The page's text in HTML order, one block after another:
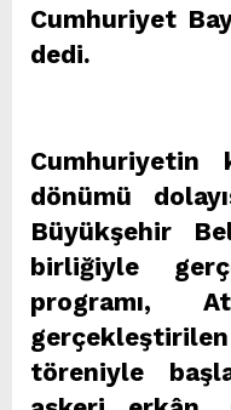
Cumhuriyet
dedi.
Cumhuriyetin
dönümü
Büyükşehir
birliğiyle
programı,
töreniyle